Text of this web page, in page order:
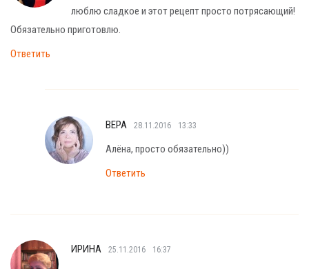
люблю сладкое и этот рецепт просто потрясающий!
Обязательно приготовлю.
Ответить
ВЕРА 28.11.2016 13:33
Алёна, просто обязательно))
Ответить
ИРИНА 25.11.2016 16:37